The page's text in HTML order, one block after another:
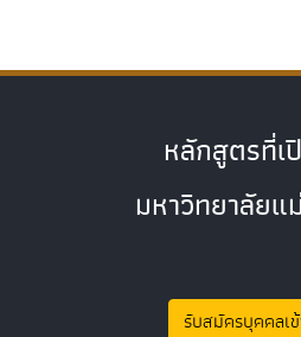
หลักสูตรที่เ
มหาวิทยาลัยแ
รับสมัครบุคคลเ